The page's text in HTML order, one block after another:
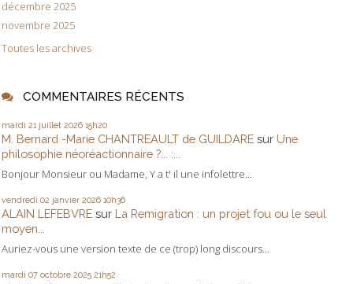
décembre 2025
novembre 2025
Toutes les archives
COMMENTAIRES RÉCENTS
mardi 21 juillet 2026 15h20
M. Bernard -Marie CHANTREAULT de GUILDARE sur Une
philosophie néoréactionnaire ?... :...
Bonjour Monsieur ou Madame, Y a t' il une infolettre...
vendredi 02 janvier 2026 10h36
ALAIN LEFEBVRE sur La Remigration : un projet fou ou le seul
moyen...
Auriez-vous une version texte de ce (trop) long discours...
mardi 07 octobre 2025 21h52